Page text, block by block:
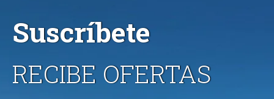
Suscríbete
RECIBE OFERTAS